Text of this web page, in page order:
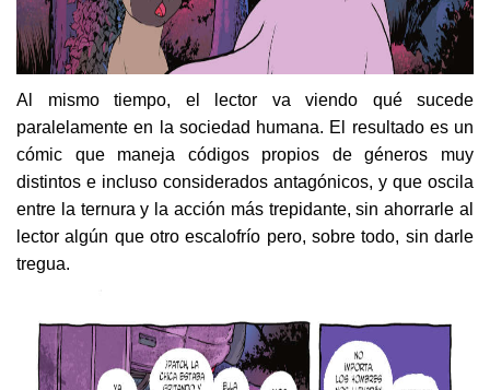
Al mismo tiempo, el lector va viendo qué sucede
paralelamente en la sociedad humana. El resultado es un
cómic que maneja códigos propios de géneros muy
distintos e incluso considerados antagónicos, y que oscila
entre la ternura y la acción más trepidante, sin ahorrarle al
lector algún que otro escalofrío pero, sobre todo, sin darle
tregua.